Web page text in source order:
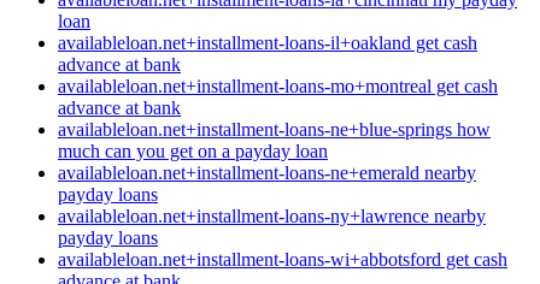
loan
availableloan.net+installment-loans-il+oakland get cash
advance at bank
availableloan.net+installment-loans-mo+montreal get cash
advance at bank
availableloan.net+installment-loans-ne+blue-springs how
much can you get on a payday loan
availableloan.net+installment-loans-ne+emerald nearby
payday loans
availableloan.net+installment-loans-ny+lawrence nearby
payday loans
availableloan.net+installment-loans-wi+abbotsford get cash